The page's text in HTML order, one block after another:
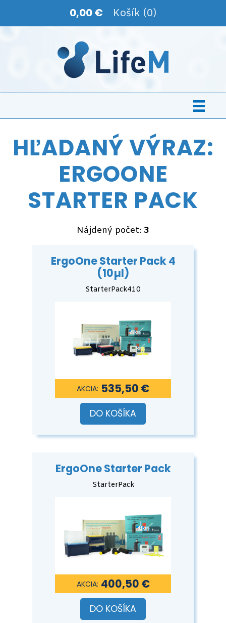
0,00 € Košík (0)
HĽADANÝ VÝRAZ:
ERGOONE
STARTER PACK
Nájdený počet: 3
ErgoOne Starter Pack 4
(10µl)
StarterPack410
535,50 €
DO KOŠÍKA
ErgoOne Starter Pack
StarterPack
400,50 €
DO KOŠÍKA